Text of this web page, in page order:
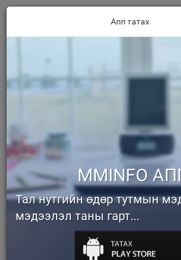
Апп татах
MMINFO
Тал нутгийн өдөр тутмын
мэдээлэл таны гарт...